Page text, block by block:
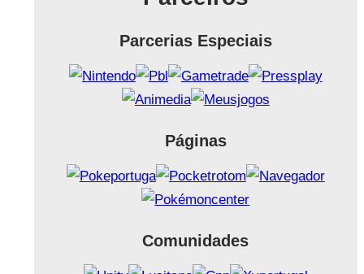
Parcerias Especiais
Páginas
Comunidades